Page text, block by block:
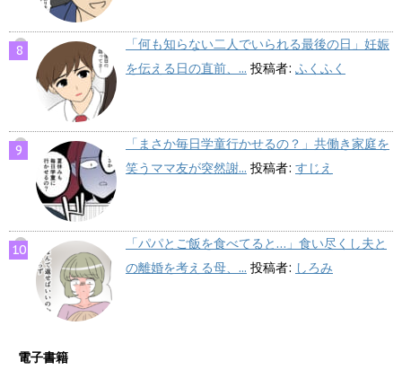
「何も知らない二人でいられる最後の日」妊娠
を伝える日の直前、... 投稿者: ふくふく
「まさか毎日学童行かせるの？」共働き家庭を
笑うママ友が突然謝... 投稿者: すじえ
「パパとご飯を食べてると…」食い尽くし夫と
の離婚を考える母、... 投稿者: しろみ
電子書籍